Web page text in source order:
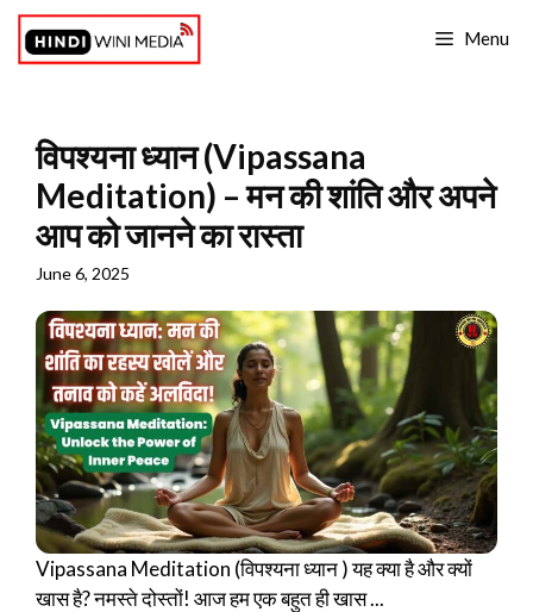
Skip
content
Menu
विपश्यना ध्यान (Vipassana
Meditation) – मन की शांति और अपने
आप को जानने का रास्ता
June 6, 2025
Vipassana Meditation (विपश्यना ध्यान ) यह क्या है और क्यों
खास है? नमस्ते दोस्तों! आज हम एक बहुत ही खास ...